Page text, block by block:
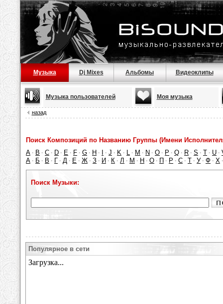
Музыка Dj Mixes Альбомы Видеоклипы
Музыка пользователей Моя музыка
назад
Поиск Композиций по Названию Группы (Имени
A · B · C · D · E · F · G · H · · J · K · L · M · N · O · P · Q · R · S · T · U ·
А · Б · В · Г · Д · Е · Ж · З · И · К · Л · М · Н · О · П · Р · С · Т · У · Ф · Х
Поиск Музыки:
Популярное в сети